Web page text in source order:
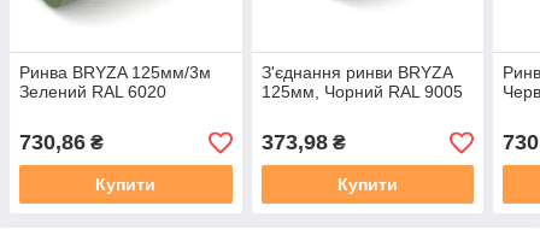
Ринва BRYZA 125мм/3м
Зелений RAL 6020
730,86 ₴
Купити
З'єднання ринви BRYZA
125мм, Чорний RAL 9005
373,98₴
Купити